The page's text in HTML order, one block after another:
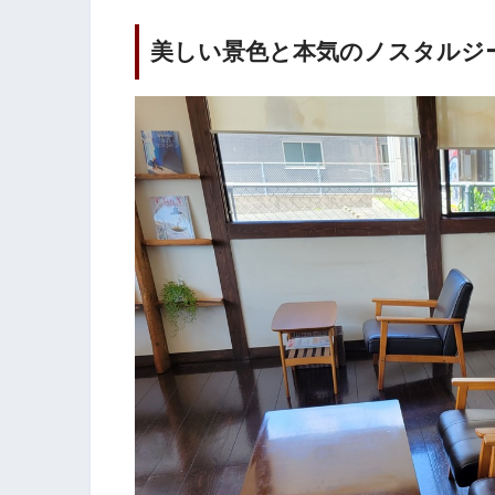
美しい景色と本気のノスタルジ